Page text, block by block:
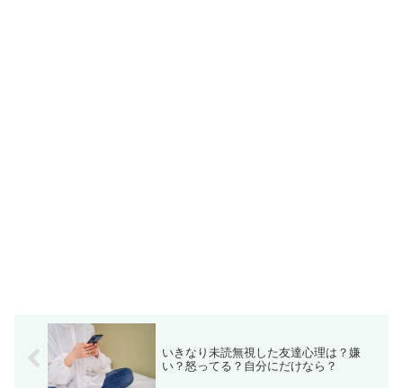
いきなり未読無視した友達心理は？嫌
い？怒ってる？自分にだけなら？